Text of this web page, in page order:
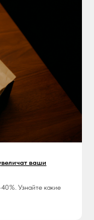
ваши
Узнайте какие